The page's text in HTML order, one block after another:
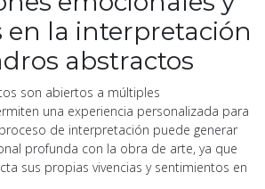
en la interpretación
abstractos
son abiertos a múltiples
una experiencia personalizada para
de interpretación puede generar
profunda con la obra de arte, ya que
sus propias vivencias y sentimientos en